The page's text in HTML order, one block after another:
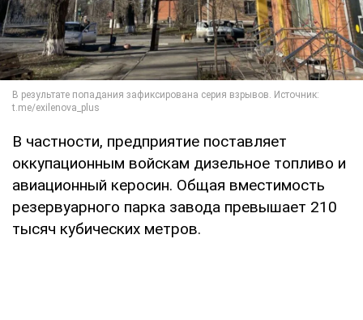
В частности, предприятие поставляет
оккупационным войскам дизельное топливо и
авиационный керосин. Общая вместимость
резервуарного парка завода превышает 210
тысяч кубических метров.